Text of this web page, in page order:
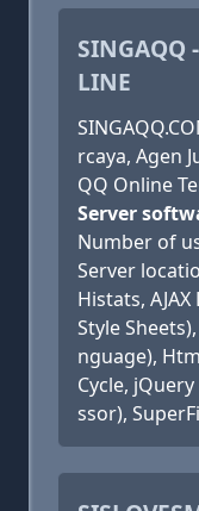
SINGAQQ
LINE
rcaya, Agen
QQ Online
Server
Number of
Server
Histats,
Style
nguage),
Cycle,
ssor),